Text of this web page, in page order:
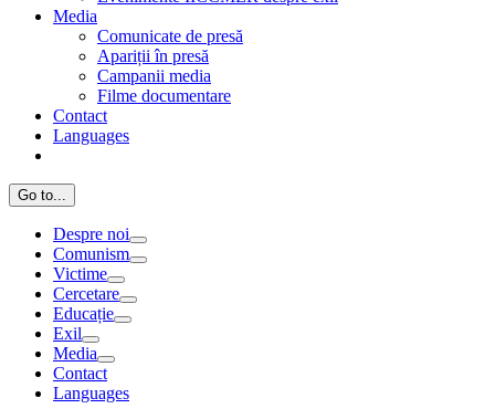
Media
Comunicate de presă
Apariții în presă
Campanii media
Filme documentare
Contact
Languages
Go to...
Despre noi
Comunism
Victime
Cercetare
Educație
Exil
Media
Contact
Languages